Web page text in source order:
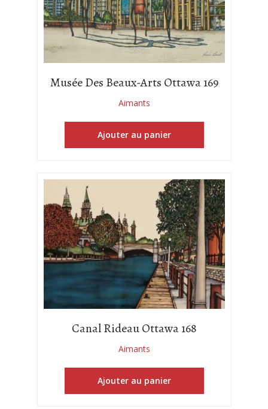
Musée Des Beaux-Arts Ottawa 169
Aimants
Ajouter au panier
Canal Rideau Ottawa 168
Aimants
Ajouter au panier